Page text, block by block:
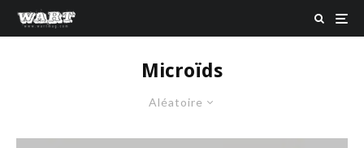
Microïds
Aléatoire